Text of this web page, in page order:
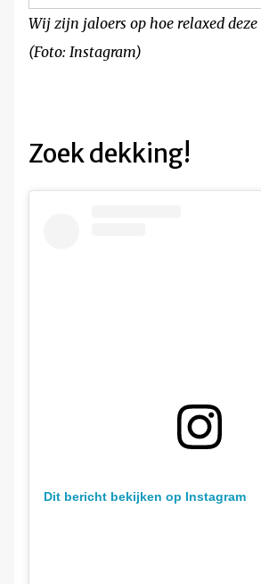
Wij zijn jaloers op hoe relaxed
(Foto: Instagram)
Zoek dekking!
Dit bericht bekijken op Instagram